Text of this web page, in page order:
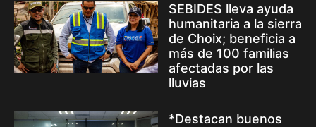
SEBIDES lleva ayuda
humanitaria a la sierra
de Choix; beneficia a
más de 100 familias
afectadas por las
lluvias
*Destacan buenos